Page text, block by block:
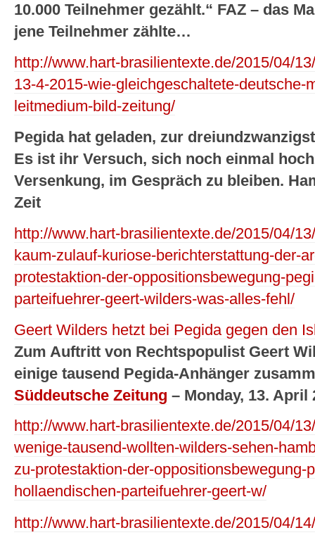
10.000 Teilnehmer gezählt.“ FAZ – das
jene Teilnehmer zählte…
http://www.hart-brasilientexte.de/2015/04/
13-4-2015-wie-gleichgeschaltete-deutsche-
leitmedium-bild-zeitung/
Pegida hat geladen, zur
Es ist ihr Versuch, sich noch einmal
Versenkung, im Gespräch zu bleiben.
Zeit
http://www.hart-brasilientexte.de/2015/04/
kaum-zulauf-kuriose-berichterstattung-der-
protestaktion-der-oppositionsbewegung-
parteifuehrer-geert-wilders-was-alles-fehl/
Geert Wilders hetzt bei Pegida gegen den
Zum Auftritt von Rechtspopulist Geert
einige tausend Pegida-Anhänger
Süddeutsche Zeitung – Monday, 13. April
http://www.hart-brasilientexte.de/2015/04/
wenige-tausend-wollten-wilders-sehen-
zu-protestaktion-der-oppositionsbewegung-
hollaendischen-parteifuehrer-geert-w/
http://www.hart-brasilientexte.de/2015/04/